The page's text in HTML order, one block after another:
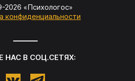
2026 «Психологос»
конфиденциальности
НАС В СОЦ.СЕТЯХ: